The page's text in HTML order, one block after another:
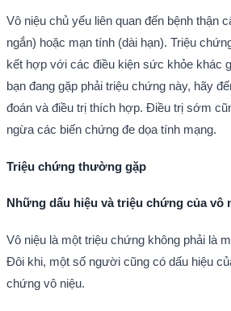
Vô niệu chủ yếu liên quan đến bệnh thận
ngắn) hoặc mạn tính (dài hạn). Triệu
kết hợp với các điều kiện sức khỏe khác
bạn đang gặp phải triệu chứng này, hãy
đoán và điều trị thích hợp. Điều trị sớm
ngừa các biến chứng đe dọa tính mạng.
Triệu chứng thường gặp
Những dấu hiệu và triệu chứng của vô
Vô niệu là một triệu chứng không phải là
Đôi khi, một số người cũng có dấu hiệu
chứng vô niệu.